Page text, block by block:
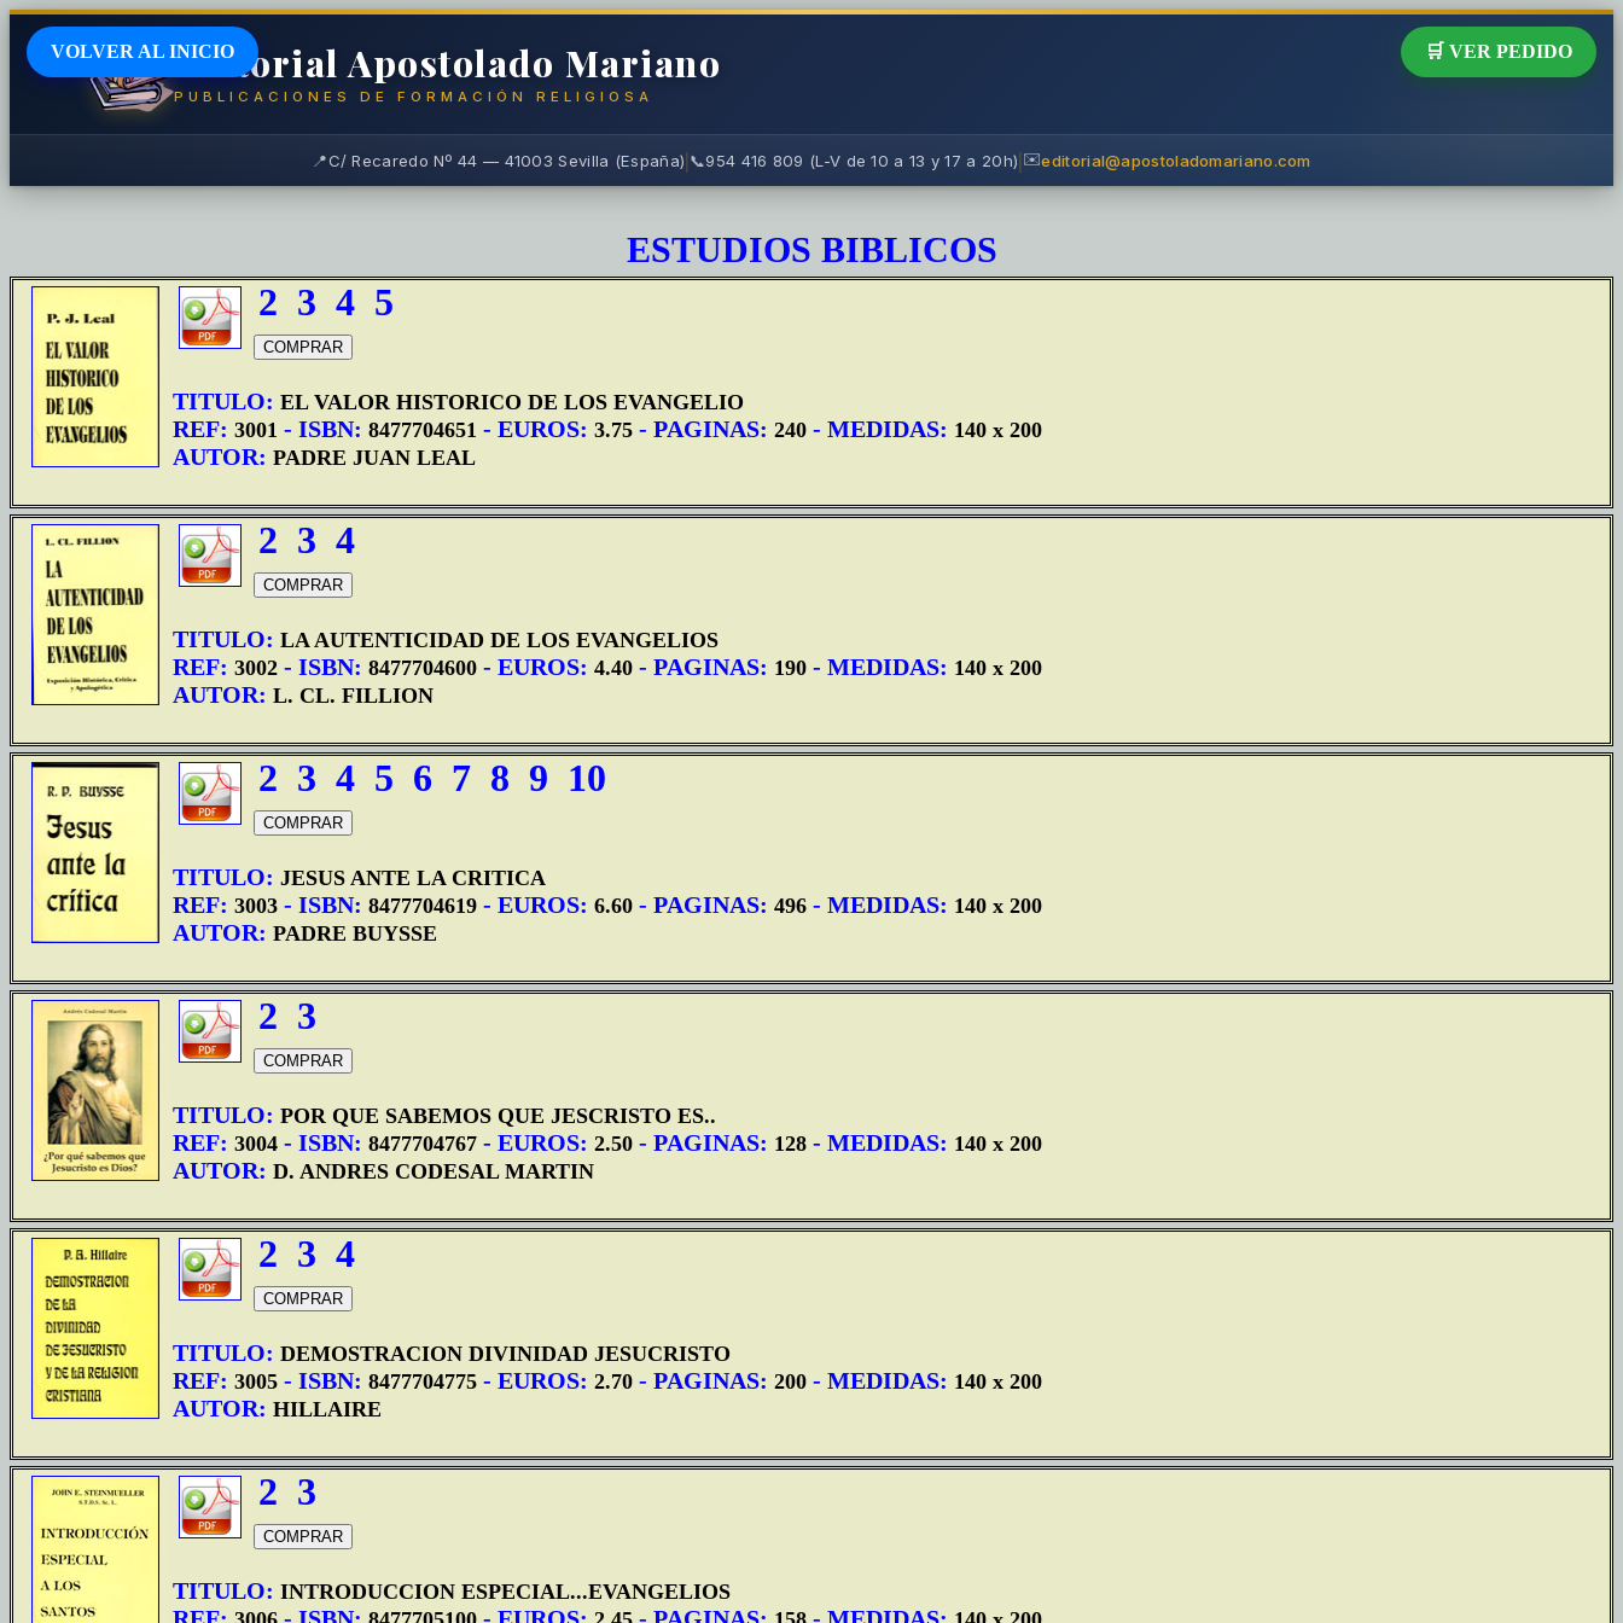
Editorial Apostolado Mariano
PUBLICACIONES DE FORMACIÓN RELIGIOSA
📍C/ Recaredo Nº 44 — 41003 Sevilla (España)|📞954 416 809 (L-V de 10 a 13 y 17 a 20h)|✉️editorial@apostoladomariano.com
VOLVER AL INICIO 🛒 VER PEDIDO
ESTUDIOS BIBLICOS
2 3 4 5
TITULO: EL VALOR HISTORICO DE LOS EVANGELIO
REF: 3001 - ISBN: 8477704651 - EUROS: 3.75 - PAGINAS: 240 - MEDIDAS: 140 x 200
AUTOR: PADRE JUAN LEAL
2 3 4
TITULO: LA AUTENTICIDAD DE LOS EVANGELIOS
REF: 3002 - ISBN: 8477704600 - EUROS: 4.40 - PAGINAS: 190 - MEDIDAS: 140 x 200
AUTOR: L. CL. FILLION
2 3 4 5 6 7 8 9 10
TITULO: JESUS ANTE LA CRITICA
REF: 3003 - ISBN: 8477704619 - EUROS: 6.60 - PAGINAS: 496 - MEDIDAS: 140 x 200
AUTOR: PADRE BUYSSE
2 3
TITULO: POR QUE SABEMOS QUE JESCRISTO ES..
REF: 3004 - ISBN: 8477704767 - EUROS: 2.50 - PAGINAS: 128 - MEDIDAS: 140 x 200
AUTOR: D. ANDRES CODESAL MARTIN
2 3 4
TITULO: DEMOSTRACION DIVINIDAD JESUCRISTO
REF: 3005 - ISBN: 8477704775 - EUROS: 2.70 - PAGINAS: 200 - MEDIDAS: 140 x 200
AUTOR: HILLAIRE
2 3
TITULO: INTRODUCCION ESPECIAL...EVANGELIOS